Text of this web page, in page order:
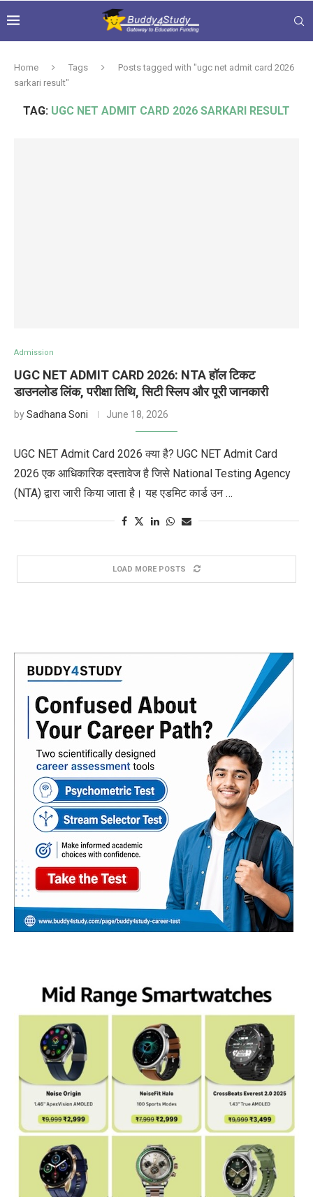
Home Tags
Posts tagged with "ugc net admit card 2026
sarkari result"
TAG: UGC NET ADMIT CARD 2026 SARKARI RESULT
Admission
UGC NET ADMIT CARD 2026: NTA हॉल टिकट
डाउनलोड लिंक, परीक्षा तिथि, सिटी स्लिप और पूरी जानकारी
bySadhana Soni June 18, 2026
UGC NET Admit Card 2026 क्या है? UGC NET Admit Card
2026 एक आधिकारिक दस्तावेज है जिसे National Testing Agency
(NTA) द्वारा जारी किया जाता है। यह एडमिट कार्ड उन …
LOAD MORE POSTS